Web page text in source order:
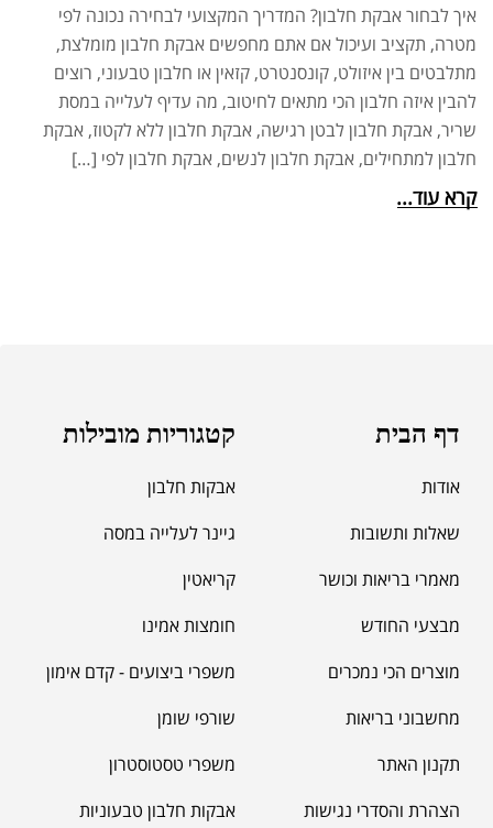
איך לבחור אבקת חלבון? המדריך המקצועי לבחירה נכונה לפי
מטרה, תקציב ועיכול אם אתם מחפשים אבקת חלבון מומלצת,
מתלבטים בין איזולט, קונסנטרט, קזאין או חלבון טבעוני, רוצים
להבין איזה חלבון הכי מתאים לחיטוב, מה עדיף לעלייה במסת
שריר, אבקת חלבון לבטן רגישה, אבקת חלבון ללא לקטוז, אבקת
חלבון למתחילים, אבקת חלבון לנשים, אבקת חלבון לפי […]
קרא עוד...
דף הבית
אודות
שאלות ותשובות
מאמרי בריאות וכושר
מבצעי החודש
מוצרים הכי נמכרים
מחשבוני בריאות
תקנון האתר
הצהרת והסדרי נגישות
קטגוריות מובילות
אבקות חלבון
גיינר לעלייה במסה
קריאטין
חומצות אמינו
משפרי ביצועים - קדם אימון
שורפי שומן
משפרי טסטוסטרון
אבקות חלבון טבעוניות